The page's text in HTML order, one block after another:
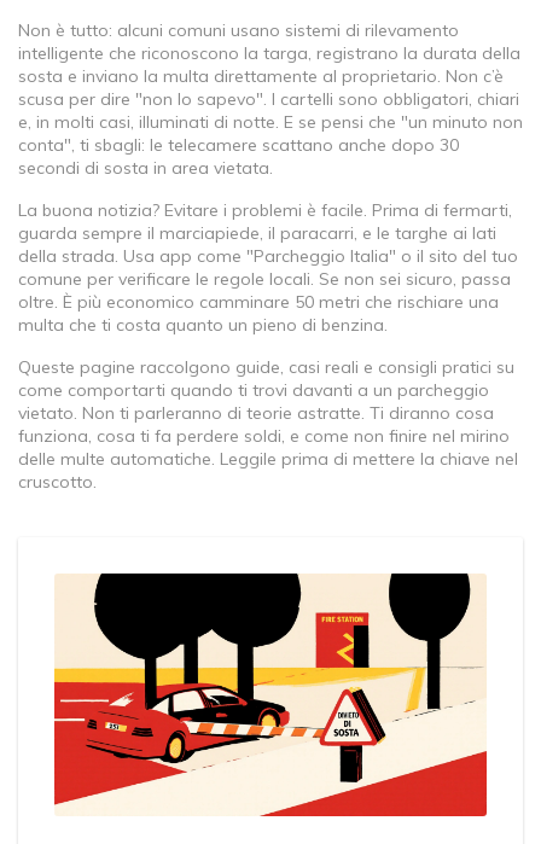
Non è tutto: alcuni comuni usano sistemi di rilevamento
intelligente che riconoscono la targa, registrano la durata della
sosta e inviano la multa direttamente al proprietario. Non c’è
scusa per dire "non lo sapevo". I cartelli sono obbligatori, chiari
e, in molti casi, illuminati di notte. E se pensi che "un minuto non
conta", ti sbagli: le telecamere scattano anche dopo 30
secondi di sosta in area vietata.
La buona notizia? Evitare i problemi è facile. Prima di fermarti,
guarda sempre il marciapiede, il paracarri, e le targhe ai lati
della strada. Usa app come "Parcheggio Italia" o il sito del tuo
comune per verificare le regole locali. Se non sei sicuro, passa
oltre. È più economico camminare 50 metri che rischiare una
multa che ti costa quanto un pieno di benzina.
Queste pagine raccolgono guide, casi reali e consigli pratici su
come comportarti quando ti trovi davanti a un parcheggio
vietato. Non ti parleranno di teorie astratte. Ti diranno cosa
funziona, cosa ti fa perdere soldi, e come non finire nel mirino
delle multe automatiche. Leggile prima di mettere la chiave nel
cruscotto.